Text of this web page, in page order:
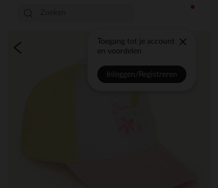
Toegang tot je account
en voordelen
Inloggen/Registreren